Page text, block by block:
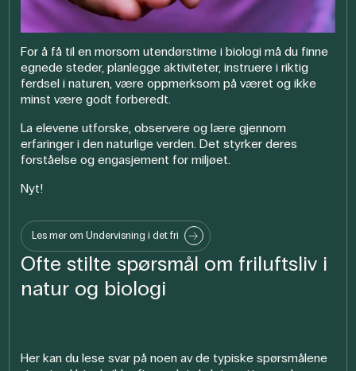
For å få til en morsom utendørstime i biologi må du finne
egnede steder, planlegge aktiviteter, instruere i riktig
ferdsel i naturen, være oppmerksom på været og ikke
minst være godt forberedt.
La elevene utforske, observere og lære gjennom
erfaringer i den naturlige verden. Det styrker deres
forståelse og engasjement for miljøet.
Nyt!
Les mer om Undervisning i det fri
Ofte stilte spørsmål om friluftsliv i
natur og biologi
Her kan du lese svar på noen av de typiske spørsmålene